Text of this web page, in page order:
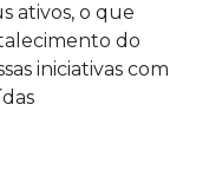
ativos, o que
do
iniciativas com